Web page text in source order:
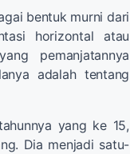
bentuk murni dari
horizontal atau
pemanjatannya
adalah tentang
yang ke 15,
Dia menjadi satu-